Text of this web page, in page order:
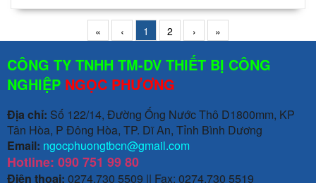
« ‹ 1 2 › »
CÔNG TY TNHH TM-DV THIẾT BỊ CÔNG
NGHIỆP NGỌC PHƯƠNG
Địa chỉ: Số 122/14, Đường Ống Nước Thô D1800mm, KP
Tân Hòa, P Đông Hòa, TP. Dĩ An, Tỉnh Bình Dương
Email: ngocphuongtbcn@gmail.com
Hotline: 090 751 99 80
Điện thoại: 0274.730 5509 || Fax: 0274.730 5519